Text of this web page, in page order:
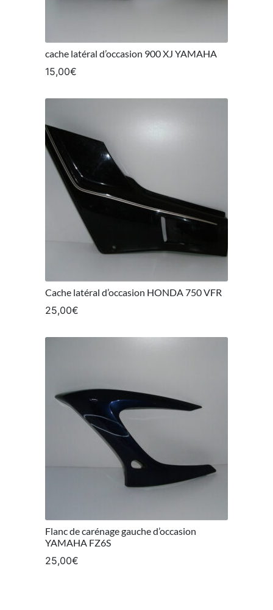
cache latéral d’occasion 900 XJ YAMAHA
15,00€
Cache latéral d’occasion HONDA 750 VFR
25,00€
Flanc de carénage gauche d’occasion
YAMAHA FZ6S
25,00€